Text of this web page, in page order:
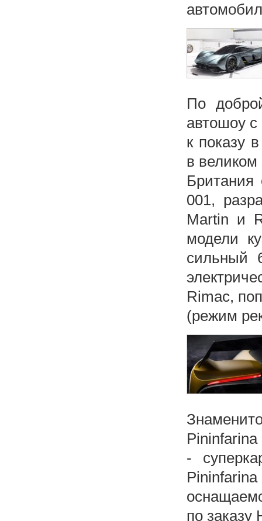
По
автошоу с
к показу
в
Британия
001,
Martin и
модели
сильный
Rimac,
(режим
-
по заказу